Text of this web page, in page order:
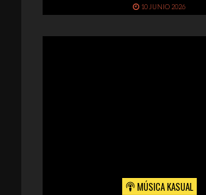
10 JUNIO 2026
MÚSICA KASUAL